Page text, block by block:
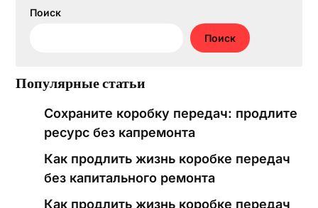
Поиск
Поиск
Популярные статьи
Сохраните коробку передач: продлите
ресурс без капремонта
Как продлить жизнь коробке передач
без капитального ремонта
Как продлить жизнь коробке передач